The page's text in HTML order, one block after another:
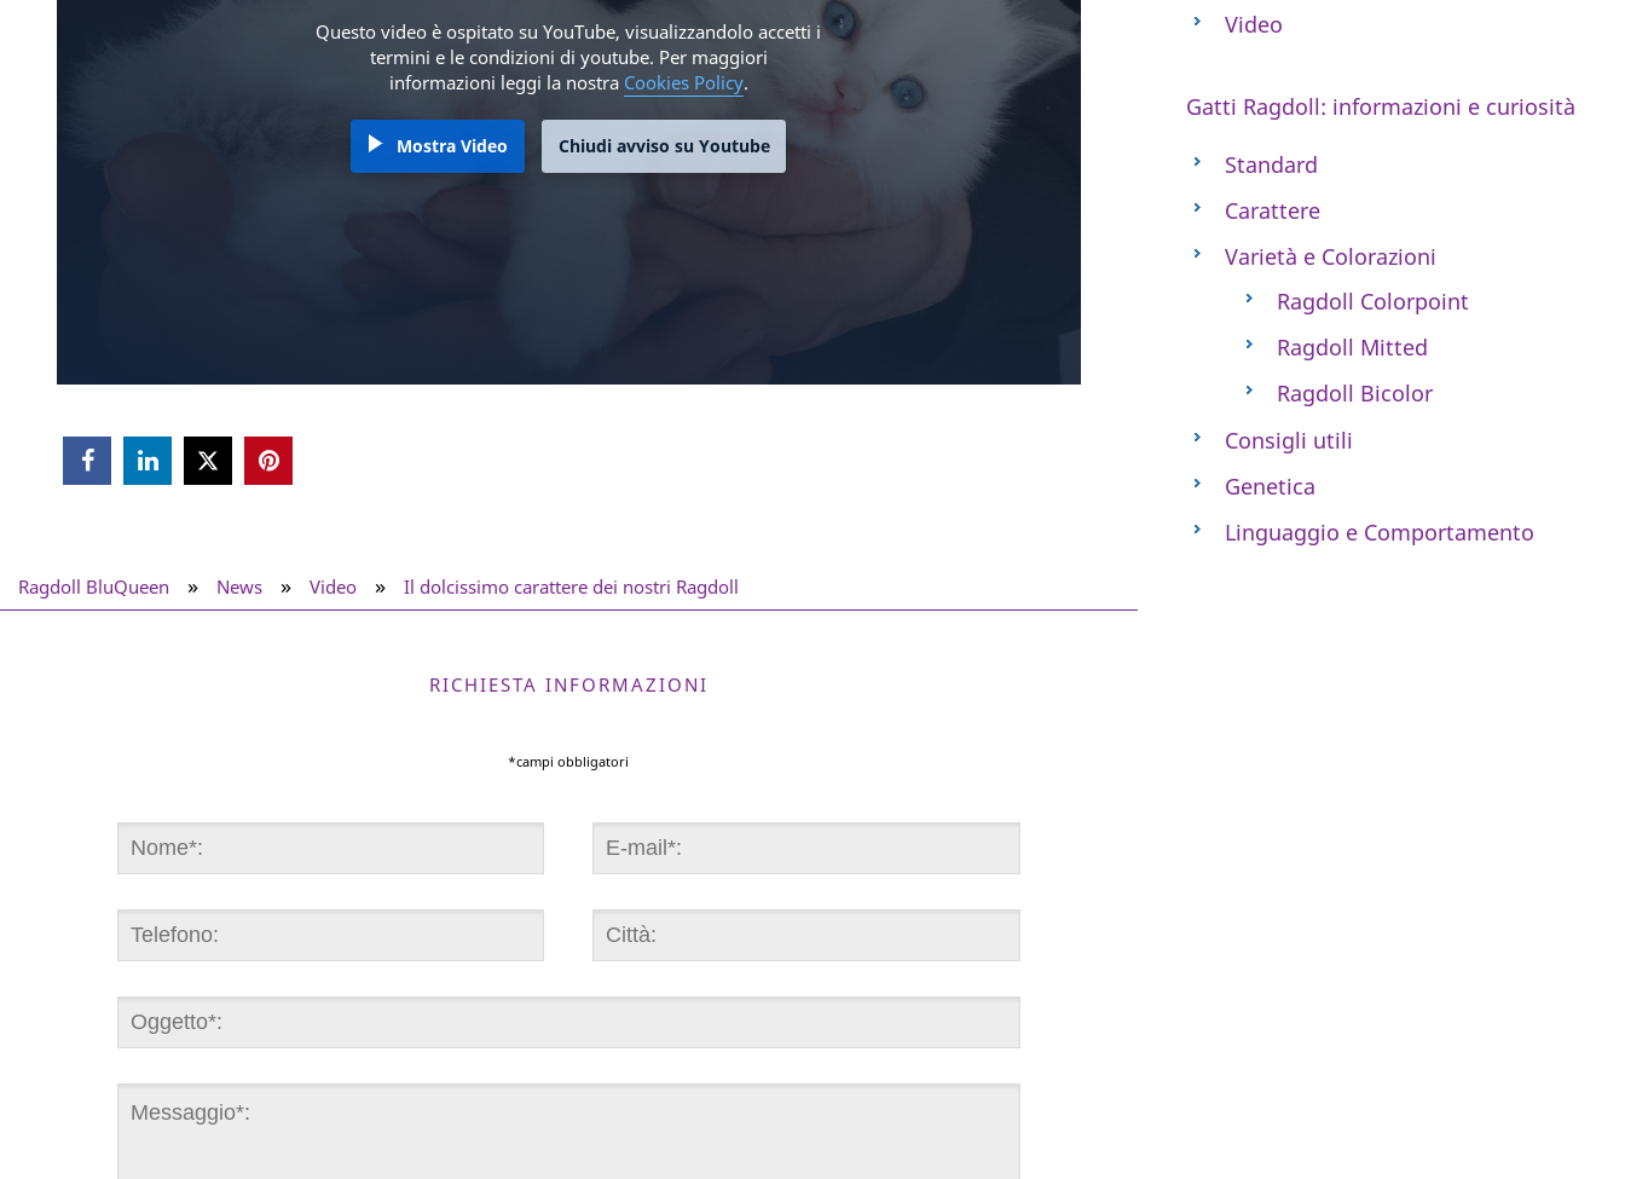
Questo video è ospitato su YouTube, visualizzandolo accetti i
termini e le condizioni di youtube. Per maggiori
informazioni leggi la nostra Cookies Policy.
Mostra Video Chiudi avviso su Youtube
  
Ragdoll BluQueen » News » Video » Il dolcissimo carattere dei nostri Ragdoll
RICHIESTA INFORMAZIONI
*campi obbligatori
Video
Gatti Ragdoll: informazioni e curiosità
Standard
Carattere
Varietà e Colorazioni
Ragdoll Colorpoint
Ragdoll Mitted
Ragdoll Bicolor
Consigli utili
Genetica
Linguaggio e Comportamento